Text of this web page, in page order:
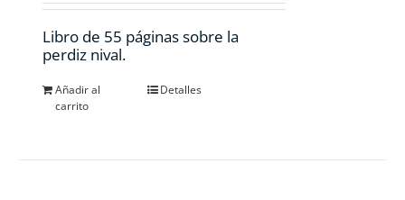
Libro de 55 páginas sobre la
perdiz nival.
Añadir al
carrito
Detalles